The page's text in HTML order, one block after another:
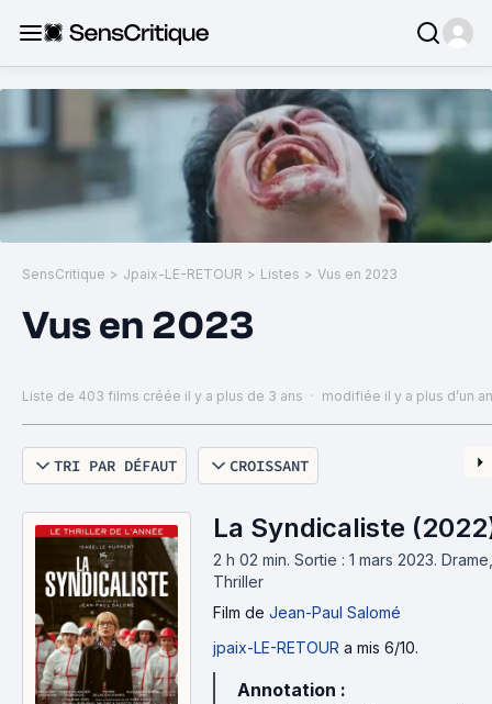
SensCritique > Jpaix-LE-RETOUR > Listes > Vus en 2023
Vus en 2023
Liste de 403 films créée il y a plus de 3 ans · modifiée il y a plus d’un an
TRI PAR DÉFAUT CROISSANT
La Syndicaliste
2 h 02 min. Sortie : 1 mars 2023. Drame,
Thriller
Film de Jean-Paul Salomé
jpaix-LE-RETOUR a mis 6/10.
Annotation :